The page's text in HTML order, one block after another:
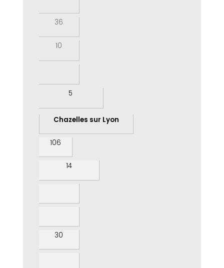
36
10
5
Chazelles sur Lyon
106
14
30